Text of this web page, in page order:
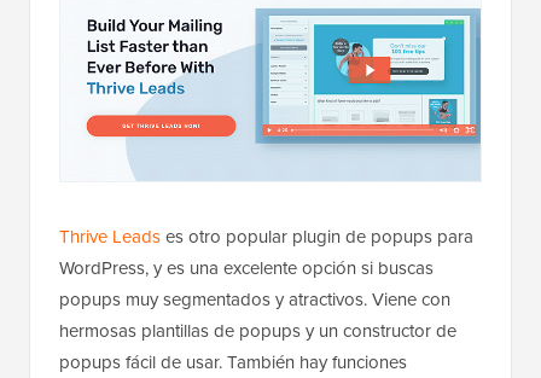
Thrive Leadses otro popular plugin de popups para
WordPress, y es una excelente opción si buscas
popups muy segmentados y atractivos. Viene con
hermosas plantillas de popups y un constructor de
popups fácil de usar. También hay funciones